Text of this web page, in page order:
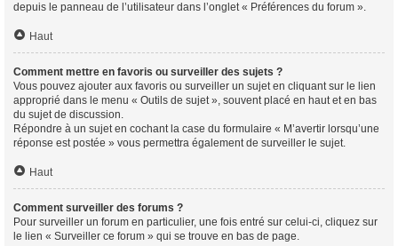
depuis le panneau de l’utilisateur dans l’onglet « Préférences du forum ».
Haut
Comment mettre en favoris ou surveiller des sujets ?
Vous pouvez ajouter aux favoris ou surveiller un sujet en cliquant sur le lien
approprié dans le menu « Outils de sujet », souvent placé en haut et en bas
du sujet de discussion.
Répondre à un sujet en cochant la case du formulaire « M’avertir lorsqu’une
réponse est postée » vous permettra également de surveiller le sujet.
Haut
Comment surveiller des forums ?
Pour surveiller un forum en particulier, une fois entré sur celui-ci, cliquez sur
le lien « Surveiller ce forum » qui se trouve en bas de page.